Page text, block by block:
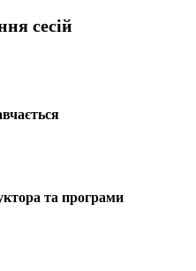
сесій
та програми